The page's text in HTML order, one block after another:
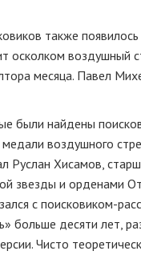
также
осколком воздушный
месяца. Павел
были найдены
воздушного
Руслан Хисамов,
звезды и орденами
с поисковиком-
больше десяти лет,
Чисто